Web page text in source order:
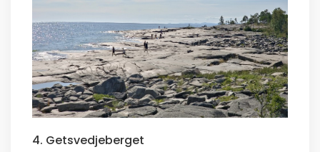
4. Getsvedjeberget